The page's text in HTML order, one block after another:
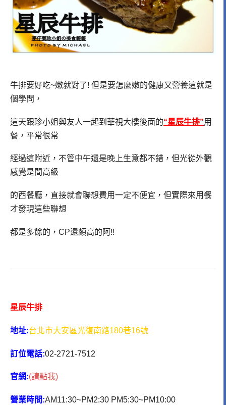
牛排要好吃~嫩就對了! 但是要怎麼嫩的健康又營養這就是
個學問，
這天跟珍小姐與友人一起到華視大樓後面的“星辰牛排”用
餐，平常很常
經過這附近，不管中午還是晚上生意都不錯，但光從外觀
感覺是間高級
的西餐廳，直接就會聯想費用一定不便宜，但實際來用餐
才發現這些聯想
都是多餘的，CP還頗高的阿!!
星辰牛排
地址:台北市大安區光復南路180巷16號
訂位電話:02-2721-7512
官網:(請點我)
營業時間:AM11:30~PM2:30 PM5:30~PM10:00